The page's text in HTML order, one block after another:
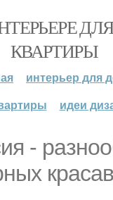
КВАРТИРЫ
интерьер для
идеи
-